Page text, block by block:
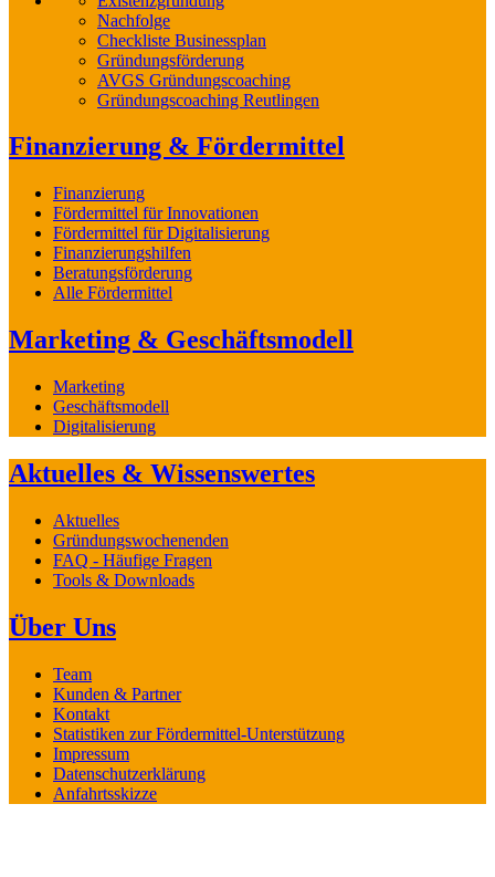
Nachfolge
Checkliste Businessplan
Gründungsförderung
AVGS Gründungscoaching
Gründungscoaching Reutlingen
Finanzierung & Fördermittel
Finanzierung
Fördermittel für Innovationen
Fördermittel für Digitalisierung
Finanzierungshilfen
Beratungsförderung
Alle Fördermittel
Marketing & Geschäftsmodell
Marketing
Geschäftsmodell
Digitalisierung
Aktuelles & Wissenswertes
Aktuelles
Gründungswochenenden
FAQ - Häufige Fragen
Tools & Downloads
Über Uns
Team
Kunden & Partner
Kontakt
Statistiken zur Fördermittel-Unterstützung
Impressum
Datenschutzerklärung
Anfahrtsskizze